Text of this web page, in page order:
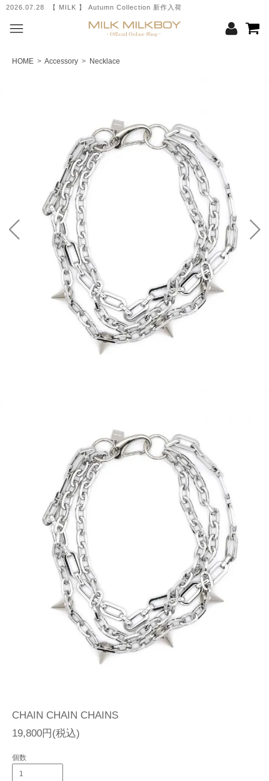
2026.07.28 【 MILK 】 Autumn Collection 新作入荷
HOME > Accessory > Necklace
CHAIN CHAIN CHAINS
19,800円(税込)
個数